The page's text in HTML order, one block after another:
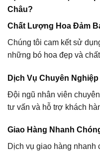
Châu?
Chất Lượng Hoa Đảm
Chúng tôi cam kết sử
những bó hoa đẹp và
Dịch Vụ Chuyên Nghiệp
Đội ngũ nhân viên
tư vấn và hỗ trợ khách
Giao Hàng Nhanh
Dịch vụ giao hàng nhanh